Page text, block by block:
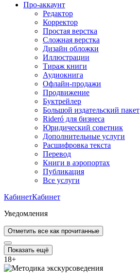
Про-аккаунт
Редактор
Корректор
Простая верстка
Сложная верстка
Дизайн обложки
Иллюстрации
Тираж книги
Аудиокнига
Офлайн-продажи
Продвижение
Буктрейлер
Большой издательский пакет
Rideró для бизнеса
Юридический советник
Дополнительные услуги
Расшифровка текста
Перевод
Книги в аэропортах
Публикация
Все услуги
КабинетКабинет
Уведомления
Отметить все как прочитанные
Показать ещё
18+